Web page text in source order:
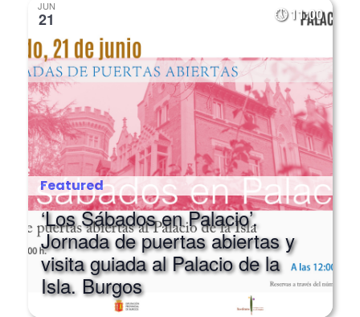
Featured
‘Los Sábados en Palacio’.
Jornada de puertas abiertas y
visita guiada al Palacio de la
Isla. Burgos